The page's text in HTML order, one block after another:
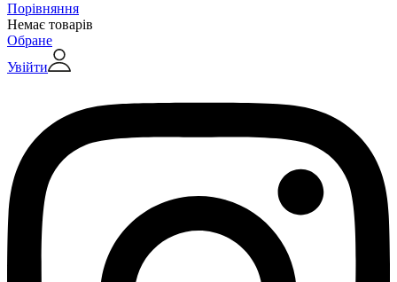
Порівняння
Немає товарів
Обране
Увійти